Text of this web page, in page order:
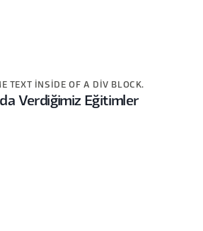
TEXT INSIDE OF A DIV BLOCK.
Verdiğimiz Eğitimler